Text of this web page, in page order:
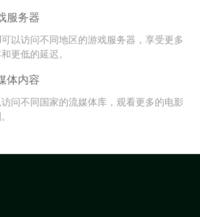
服务器
以访问不同地区的游戏服务器，享受更多
更低的延迟。
体内容
问不同国家的流媒体库，观看更多的电影